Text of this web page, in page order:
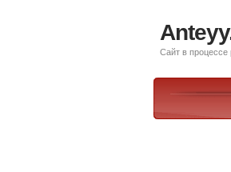
Сайт в процессе